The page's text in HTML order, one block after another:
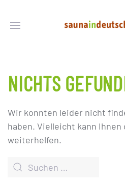
NICHTS
Wir konnten leider nicht
haben. Vielleicht kann Ihnen
weiterhelfen.